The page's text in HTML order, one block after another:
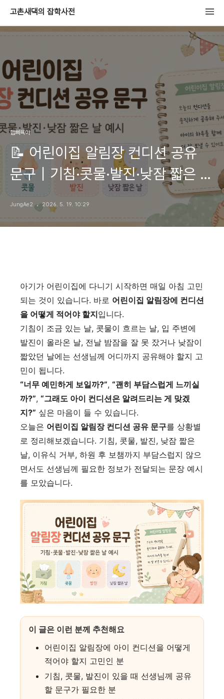
고촌새댁의 잡학사전
햅삐육아
📝 어린이집 알림장 컨디션 공유
문구｜기침·콧물·발진·낮잠 짧은 날
예시
JungAe2 2026. 5. 19. 10:29
아기가 어린이집에 다니기 시작하면 매일 아침 고민
되는 것이 있습니다. 바로 어린이집 알림장에 컨디션
을 어떻게 적어야 할지입니다.
기침이 조금 있는 날, 콧물이 흐르는 날, 입 주변에
발진이 올라온 날, 전날 밤잠을 잘 못 잤거나 낮잠이
짧았던 날에는 선생님께 어디까지 공유해야 할지 고
민이 됩니다.
“너무 예민하게 보일까?”, “괜히 부담스럽게 느끼실
까?”, “그래도 아이 컨디션은 알려드리는 게 맞겠
지?” 싶은 마음이 들 수 있습니다.
오늘은 어린이집 알림장 컨디션 공유 문구를 상황별
로 정리해보겠습니다. 기침, 콧물, 발진, 낮잠 짧은
날, 이유식 거부, 하원 후 보챔까지 부담스럽지 않으
면서도 선생님께 필요한 정보가 전달되는 문장 예시
를 모았습니다.
이 글은 이런 분께 추천해요
어린이집 알림장에 아이 컨디션을 어떻게
적어야 할지 고민인 분
기침, 콧물, 발진이 있을 때 선생님께 공유
할 문구가 필요한 분